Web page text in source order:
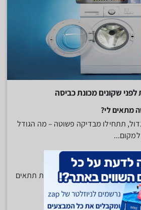
מתאים לי?
תתחילו מבדיקה פשוטה – מה הגודל
של המכונה?
לפי מספר הנפשות שיש במשפחה. לבית עם 3 או 4 נפשות תתאים